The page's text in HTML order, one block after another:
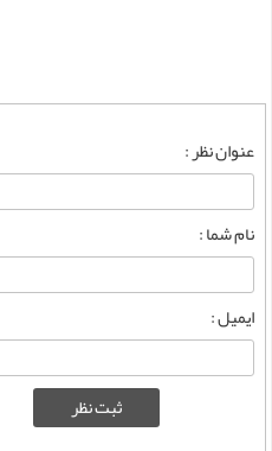
عنوان نظر :
نام شما :
ایمیل :